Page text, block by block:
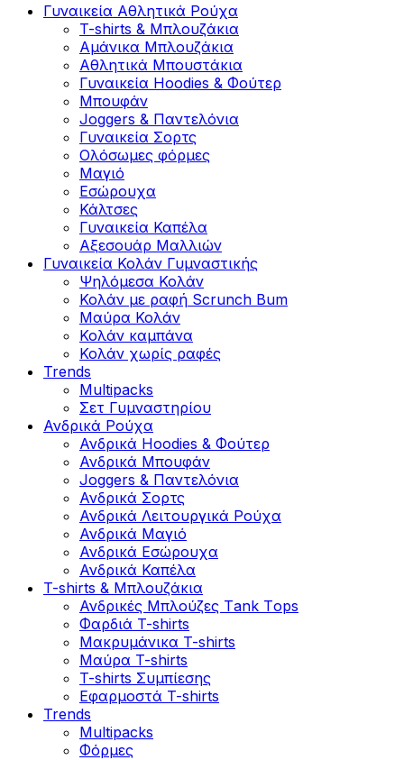
Γυναικεία Αθλητικά Ρούχα
T-shirts & Μπλουζάκια
Αμάνικα Μπλουζάκια
Aθλητικά Μπουστάκια
Γυναικεία Hoodies & Φούτερ
Μπουφάν
Joggers & Παντελόνια
Γυναικεία Σορτς
Ολόσωμες φόρμες
Μαγιό
Εσώρουχα
Κάλτσες
Γυναικεία Καπέλα
Αξεσουάρ Μαλλιών
Γυναικεία Κολάν Γυμναστικής
Ψηλόμεσα Κολάν
Κολάν με ραφή Scrunch Bum
Μαύρα Κολάν
Κολάν καμπάνα
Κολάν χωρίς ραφές
Trends
Multipacks
Σετ Γυμναστηρίου
Ανδρικά Ρούχα
Ανδρικά Hoodies & Φούτερ
Ανδρικά Μπουφάν
Joggers & Παντελόνια
Ανδρικά Σορτς
Ανδρικά Λειτουργικά Ρούχα
Ανδρικά Μαγιό
Ανδρικά Εσώρουχα
Ανδρικά Καπέλα
T-shirts & Μπλουζάκια
Ανδρικές Mπλούζες Τank Τops
Φαρδιά T-shirts
Μακρυμάνικα T-shirts
Μαύρα T-shirts
T-shirts Συμπίεσης
Εφαρμοστά T-shirts
Trends
Multipacks
Φόρμες